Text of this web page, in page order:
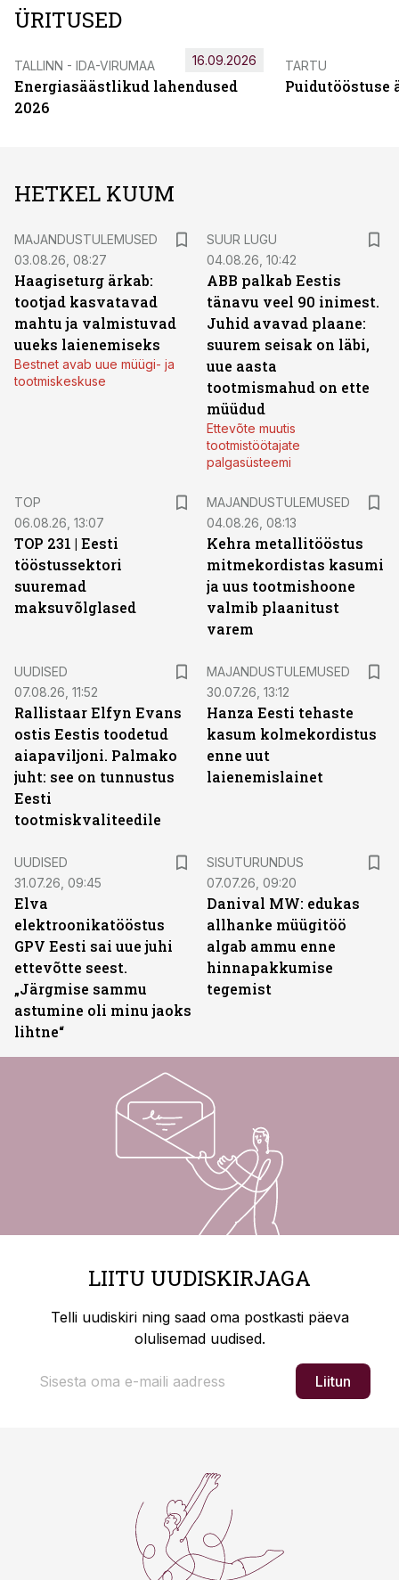
ÜRITUSED
TALLINN - IDA-VIRUMAA
Energiasäästlikud lahendused
2026
16.09.2026 TARTU
Puidutööstuse
HETKEL KUUM
MAJANDUSTULEMUSED
03.08.26, 08:27
Haagiseturg ärkab:
tootjad kasvatavad
mahtu ja valmistuvad
uueks laienemiseks
Bestnet avab uue müügi- ja
tootmiskeskuse
SUUR LUGU
04.08.26, 10:42
ABB palkab Eestis
tänavu veel 90 inimest.
Juhid avavad plaane:
suurem seisak on läbi,
uue aasta
tootmismahud on ette
müüdud
Ettevõte muutis
tootmistöötajate
palgasüsteemi
TOP
06.08.26, 13:07
TOP 231 | Eesti
tööstussektori
suuremad
maksuvõlglased
MAJANDUSTULEMUSED
04.08.26, 08:13
Kehra metallitööstus
mitmekordistas kasumi
ja uus tootmishoone
valmib plaanitust
varem
UUDISED
07.08.26, 11:52
Rallistaar Elfyn Evans
ostis Eestis toodetud
aiapaviljoni. Palmako
juht: see on tunnustus
Eesti
tootmiskvaliteedile
MAJANDUSTULEMUSED
30.07.26, 13:12
Hanza Eesti tehaste
kasum kolmekordistus
enne uut
laienemislainet
UUDISED
31.07.26, 09:45
Elva
elektroonikatööstus
GPV Eesti sai uue juhi
ettevõtte seest.
„Järgmise sammu
astumine oli minu jaoks
lihtne“
SISUTURUNDUS
07.07.26, 09:20
Danival MW: edukas
allhanke müügitöö
algab ammu enne
hinnapakkumise
tegemist
LIITU UUDISKIRJAGA
Telli uudiskiri ning saad oma postkasti päeva
olulisemad uudised.
Liitun